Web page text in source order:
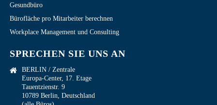
Gesundbüro
Bürofläche pro Mitarbeiter berechnen
Workplace Management und Consulting
SPRECHEN SIE UNS AN
BERLIN / Zentrale
Europa-Center, 17. Etage
Tauentzienstr. 9
10789 Berlin, Deutschland